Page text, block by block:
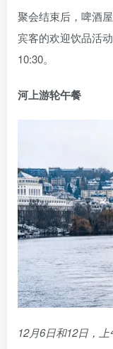
聚会结束后，啤酒
宾客的欢迎饮品活
10:30。
河上游轮午餐
12月6日和12日，上